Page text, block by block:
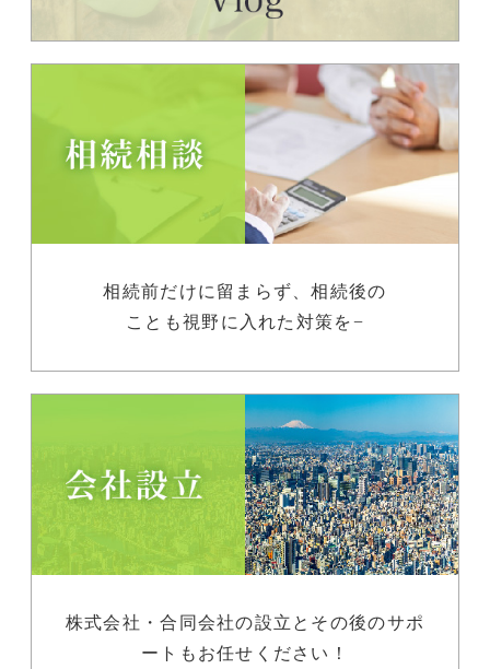
相続前だけに留まらず、相続後の
ことも視野に入れた対策を−
株式会社・合同会社の設立とその後のサポ
ートもお任せください！